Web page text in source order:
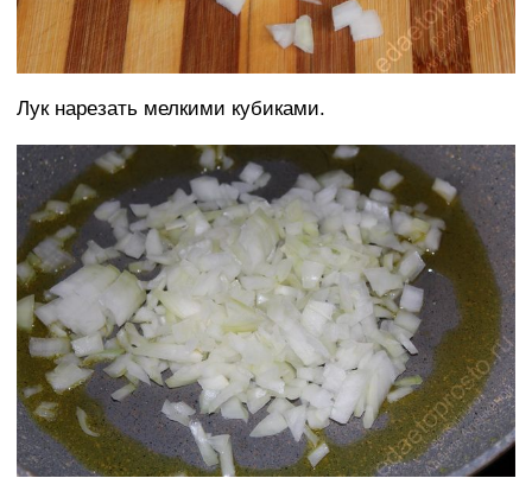
Лук нарезать мелкими кубиками.